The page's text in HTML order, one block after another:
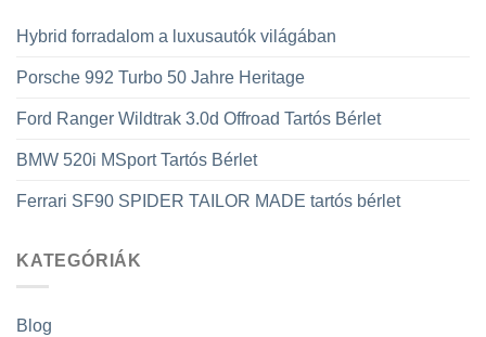
Hybrid forradalom a luxusautók világában
Porsche 992 Turbo 50 Jahre Heritage
Ford Ranger Wildtrak 3.0d Offroad Tartós Bérlet
BMW 520i MSport Tartós Bérlet
Ferrari SF90 SPIDER TAILOR MADE tartós bérlet
KATEGÓRIÁK
Blog